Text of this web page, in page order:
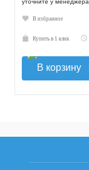
уточните у менеджера
В избранное
Купить в 1 клик